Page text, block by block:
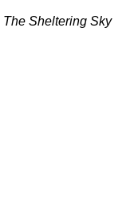
The Sheltering Sky